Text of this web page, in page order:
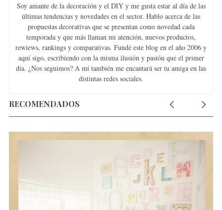
Soy amante de la decoración y el DIY y me gusta estar al día de las
últimas tendencias y novedades en el sector. Hablo acerca de las
propuestas decorativas que se presentan como novedad cada
temporada y que más llaman mi atención, nuevos productos,
rewiews, rankings y comparativas. Fundé este blog en el año 2006 y
aquí sigo, escribiendo con la misma ilusión y pasión que el primer
día. ¿Nos seguimos? A mí también me encantará ser tu amiga en las
distintas redes sociales.
RECOMENDADOS